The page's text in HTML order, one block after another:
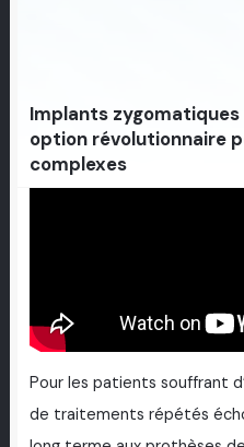
Implants
option révolutionnaire
complexes
Pour les patients souffrant
de traitements répétés